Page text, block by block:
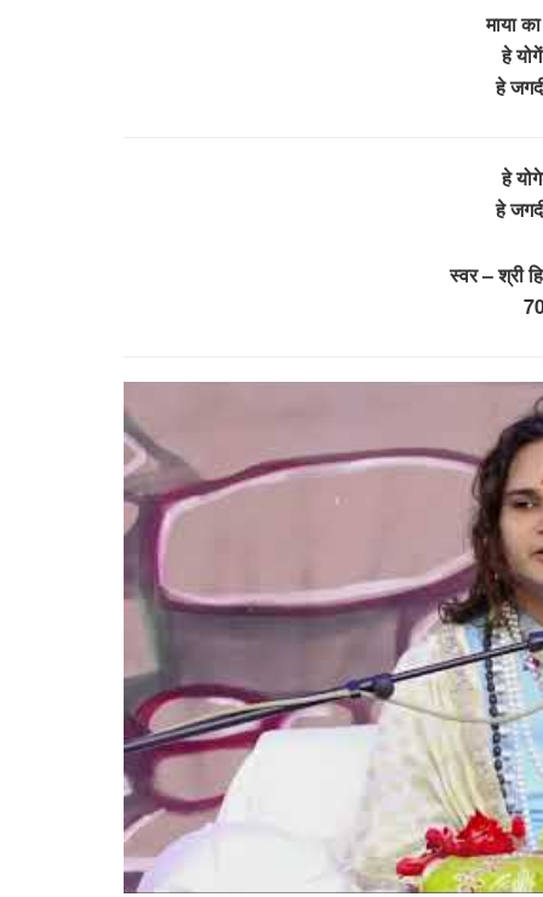
माया
हे
हे
हे
हे
स्वर – श्री